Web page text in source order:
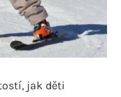
jak děti